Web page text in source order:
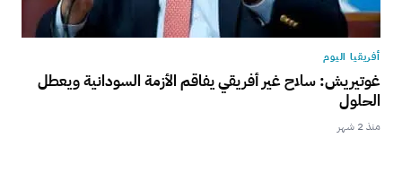
أفريقيا اليوم
غوتيريش: سلاح غير أفريقي يفاقم الأزمة السودانية ويعطل
الحلول
منذ 2 شهر